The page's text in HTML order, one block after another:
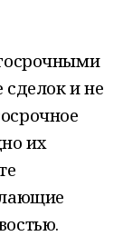
сделок и не
их